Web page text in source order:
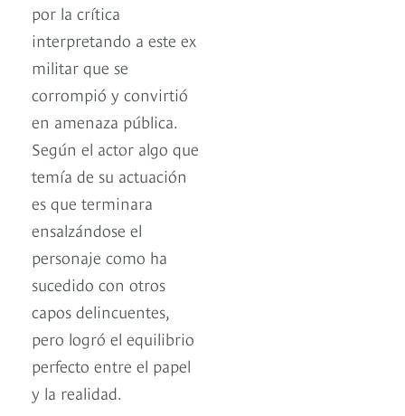
por la crítica
interpretando a este ex
militar que se
corrompió y convirtió
en amenaza pública.
Según el actor algo que
temía de su actuación
es que terminara
ensalzándose el
personaje como ha
sucedido con otros
capos delincuentes,
pero logró el equilibrio
perfecto entre el papel
y la realidad.